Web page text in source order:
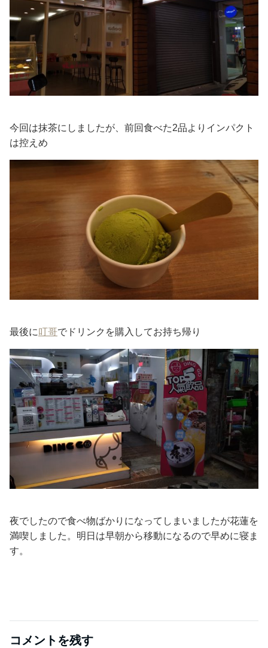
今回は抹茶にしましたが、前回食べた2品よりインパクト
は控えめ
最後に叮哥でドリンクを購入してお持ち帰り
夜でしたので食べ物ばかりになってしまいましたが花蓮を
満喫しました。明日は早朝から移動になるので早めに寝ま
す。
コメントを残す